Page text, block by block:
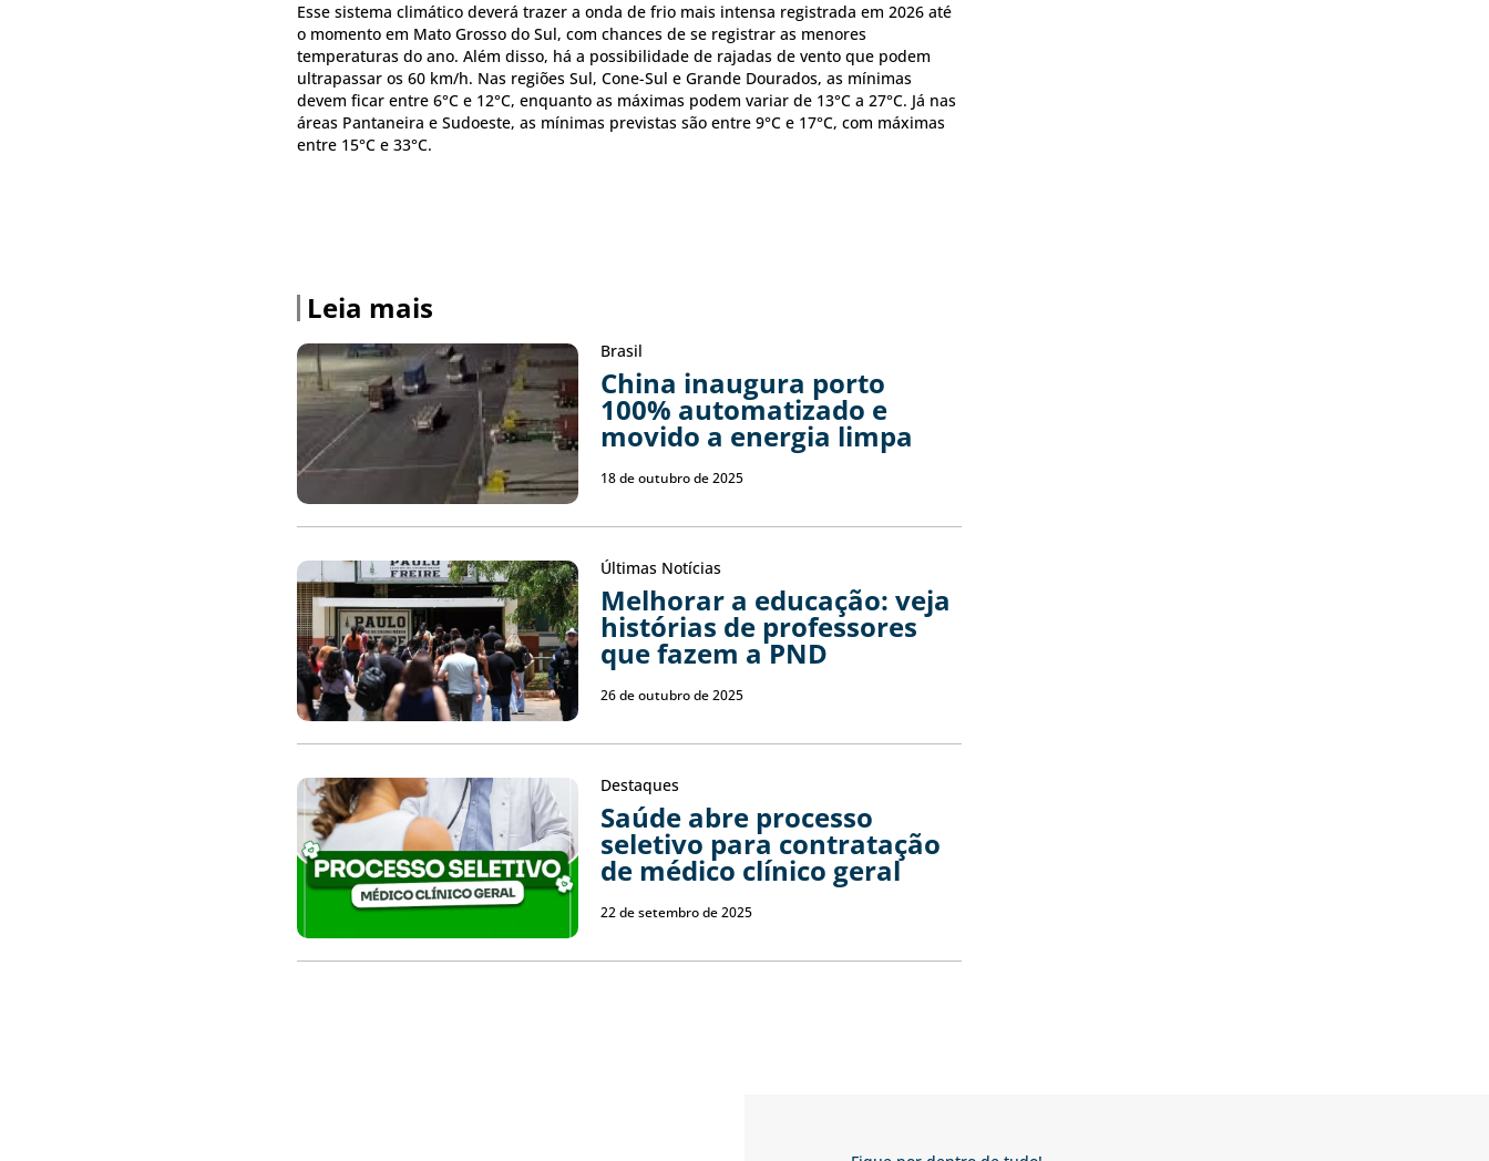
Esse sistema climático deverá trazer a onda de frio mais intensa registrada em 2026 até
o momento em Mato Grosso do Sul, com chances de se registrar as menores
temperaturas do ano. Além disso, há a possibilidade de rajadas de vento que podem
ultrapassar os 60 km/h. Nas regiões Sul, Cone-Sul e Grande Dourados, as mínimas
devem ficar entre 6°C e 12°C, enquanto as máximas podem variar de 13°C a 27°C. Já nas
áreas Pantaneira e Sudoeste, as mínimas previstas são entre 9°C e 17°C, com máximas
entre 15°C e 33°C.
Leia mais
Brasil
China inaugura porto
100% automatizado e
movido a energia limpa
18 de outubro de 2025
Últimas Notícias
Melhorar a educação: veja
histórias de professores
que fazem a PND
26 de outubro de 2025
Destaques
Saúde abre processo
seletivo para contratação
de médico clínico geral
22 de setembro de 2025